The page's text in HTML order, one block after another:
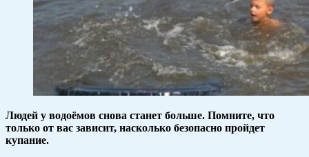
Людей у водоёмов снова станет больше. Помните, что
только от вас зависит, насколько безопасно пройдет
купание.